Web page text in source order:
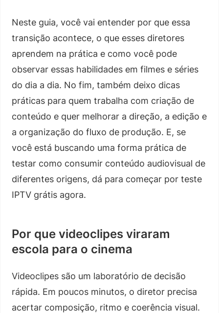
Neste guia, você vai entender por que essa
transição acontece, o que esses diretores
aprendem na prática e como você pode
observar essas habilidades em filmes e séries
do dia a dia. No fim, também deixo dicas
práticas para quem trabalha com criação de
conteúdo e quer melhorar a direção, a edição e
a organização do fluxo de produção. E, se
você está buscando uma forma prática de
testar como consumir conteúdo audiovisual de
diferentes origens, dá para começar por teste
IPTV grátis agora.
Por que videoclipes viraram
escola para o cinema
Videoclipes são um laboratório de decisão
rápida. Em poucos minutos, o diretor precisa
acertar composição, ritmo e coerência visual.